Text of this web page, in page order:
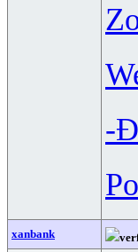
-
xanbank